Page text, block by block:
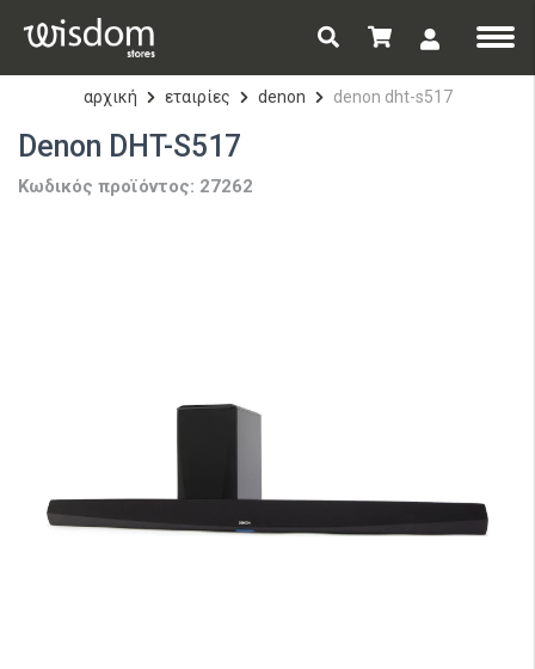
αρχική εταιρίες denon denon dht-s517
Denon DHT-S517
Κωδικός προϊόντος: 27262